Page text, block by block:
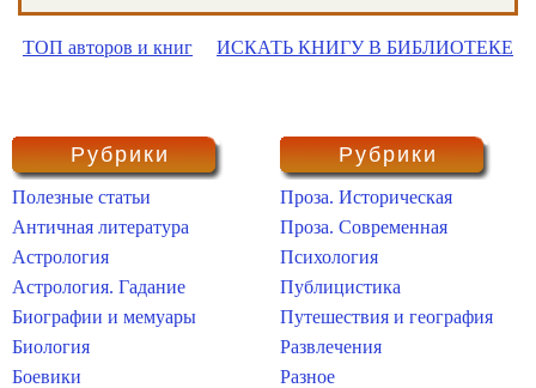
ТОП авторов и книг ИСКАТЬ КНИГУ В БИБЛИОТЕКЕ
Рубрики
Полезные статьи
Античная литература
Астрология
Астрология. Гадание
Биографии и мемуары
Биология
Боевики
Рубрики
Проза. Историческая
Проза. Современная
Психология
Публицистика
Путешествия и география
Развлечения
Разное